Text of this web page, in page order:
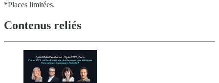
*Places limitées.
Contenus reliés